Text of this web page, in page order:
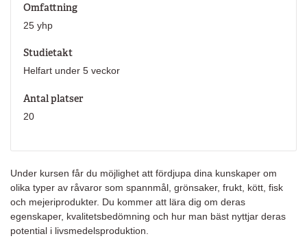
Omfattning
25 yhp
Studietakt
Helfart under 5 veckor
Antal platser
20
Under kursen får du möjlighet att fördjupa dina kunskaper om
olika typer av råvaror som spannmål, grönsaker, frukt, kött, fisk
och mejeriprodukter. Du kommer att lära dig om deras
egenskaper, kvalitetsbedömning och hur man bäst nyttjar deras
potential i livsmedelsproduktion.